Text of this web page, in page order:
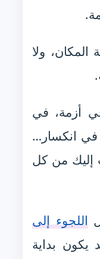
ولا
أزمة، في
انكسار…
إليك من كل
اللجوء إلى
يكون بداية